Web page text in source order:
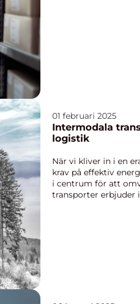
01 februari 2025
Intermodala
logistik
När vi kliver in i en
krav på effektiv
i centrum för att
transporter erbjuder